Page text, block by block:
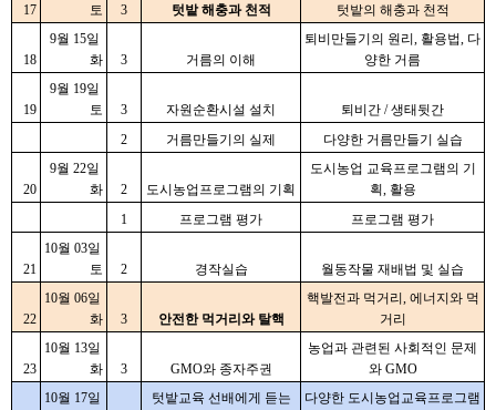
17
토
3 텃밭 해충과 천적 텃밭의 해충과 천적
18
9월 15일
화
3 거름의 이해
퇴비만들기의 원리, 활용법, 다
양한 거름
19
9월 19일
토
3 자원순환시설 설치
퇴비간 / 생태뒷간
2
거름만들기의 실제 다양한 거름만들기 실습
20
9월 22일
화
2 도시농업프로그램의 기획
도시농업 교육프로그램의 기
획, 활용
1
프로그램 평가 프로그램 평가
21
10월 03일
토
2 경작실습 월동작물 재배법 및 실습
22
10월 06일
화
3 안전한 먹거리와 탈핵
핵발전과 먹거리, 에너지와 먹
거리
23
10월 13일
화
3 GMO와 종자주권
농업과 관련된 사회적인 문제
와 GMO
10월 17일
텃밭교육 선배에게 듣는
다양한 도시농업교육프로그램